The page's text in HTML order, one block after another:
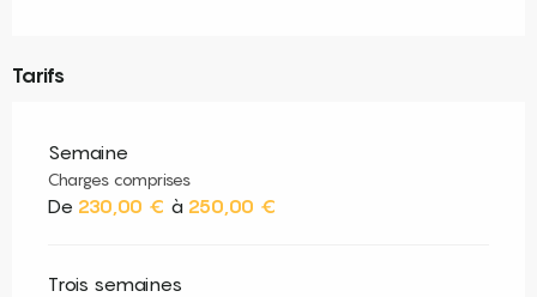
Tarifs
Semaine
Charges comprises
De 230,00 € à 250,00 €
Trois semaines